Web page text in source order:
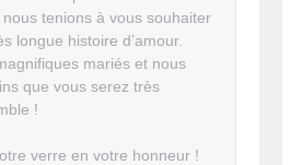
tenions à vous souhaiter
longue histoire d’amour.
mariés et nous
que vous serez très
!
verre en votre honneur !